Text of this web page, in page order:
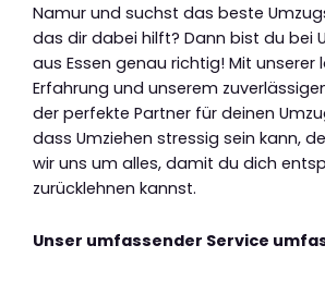
Namur und suchst das beste
das dir dabei hilft? Dann bist du bei
aus Essen genau richtig! Mit unserer
Erfahrung und unserem
der perfekte Partner für deinen
dass Umziehen stressig sein kann,
wir uns um alles, damit du dich
zurücklehnen kannst.
Unser umfassender Service